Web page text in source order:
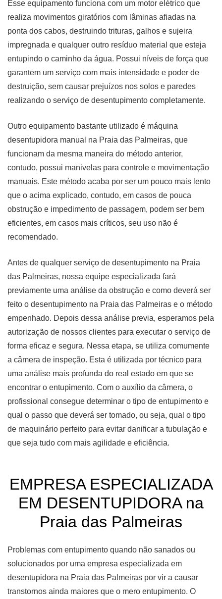
Esse equipamento funciona com um motor elétrico que
realiza movimentos giratórios com lâminas afiadas na
ponta dos cabos, destruindo trituras, galhos e sujeira
impregnada e qualquer outro resíduo material que esteja
entupindo o caminho da água. Possui níveis de força que
garantem um serviço com mais intensidade e poder de
destruição, sem causar prejuízos nos solos e paredes
realizando o serviço de desentupimento completamente.
Outro equipamento bastante utilizado é máquina
desentupidora manual na Praia das Palmeiras, que
funcionam da mesma maneira do método anterior,
contudo, possui manivelas para controle e movimentação
manuais. Este método acaba por ser um pouco mais lento
que o acima explicado, contudo, em casos de pouca
obstrução e impedimento de passagem, podem ser bem
eficientes, em casos mais críticos, seu uso não é
recomendado.
Antes de qualquer serviço de desentupimento na Praia
das Palmeiras, nossa equipe especializada fará
previamente uma análise da obstrução e como deverá ser
feito o desentupimento na Praia das Palmeiras e o método
empenhado. Depois dessa análise previa, esperamos pela
autorização de nossos clientes para executar o serviço de
forma eficaz e segura. Nessa etapa, se utiliza comumente
a câmera de inspeção. Esta é utilizada por técnico para
uma análise mais profunda do real estado em que se
encontrar o entupimento. Com o auxílio da câmera, o
profissional consegue determinar o tipo de entupimento e
qual o passo que deverá ser tomado, ou seja, qual o tipo
de maquinário perfeito para evitar danificar a tubulação e
que seja tudo com mais agilidade e eficiência.
EMPRESA ESPECIALIZADA
EM DESENTUPIDORA na
Praia das Palmeiras
Problemas com entupimento quando não sanados ou
solucionados por uma empresa especializada em
desentupidora na Praia das Palmeiras por vir a causar
transtornos ainda maiores que o mero entupimento. O